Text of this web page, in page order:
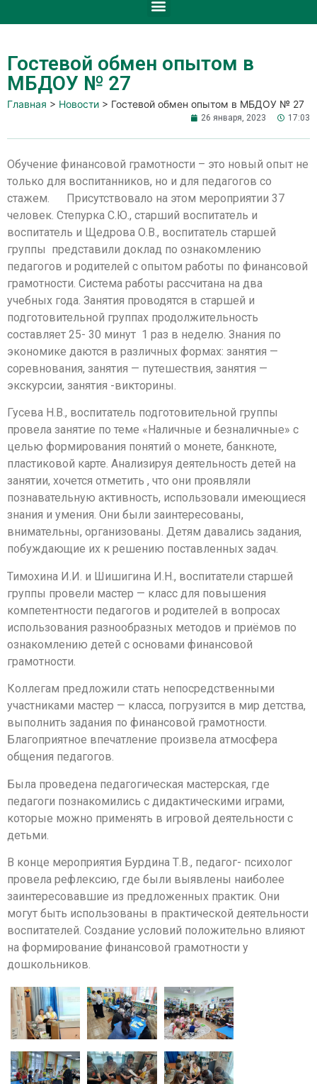
Гостевой обмен опытом в
МБДОУ № 27
Главная > Новости > Гостевой обмен опытом в МБДОУ № 27
26 января, 2023 17:03
Обучение финансовой грамотности – это новый опыт не
только для воспитанников, но и для педагогов со
стажем. Присутствовало на этом мероприятии 37
человек. Степурка С.Ю., старший воспитатель и
воспитатель и Щедрова О.В., воспитатель старшей
группы представили доклад по ознакомлению
педагогов и родителей с опытом работы по финансовой
грамотности. Система работы рассчитана на два
учебных года. Занятия проводятся в старшей и
подготовительной группах продолжительность
составляет 25- 30 минут 1 раз в неделю. Знания по
экономике даются в различных формах: занятия —
соревнования, занятия — путешествия, занятия —
экскурсии, занятия -викторины.
Гусева Н.В., воспитатель подготовительной группы
провела занятие по теме «Наличные и безналичные» с
целью формирования понятий о монете, банкноте,
пластиковой карте. Анализируя деятельность детей на
занятии, хочется отметить , что они проявляли
познавательную активность, использовали имеющиеся
знания и умения. Они были заинтересованы,
внимательны, организованы. Детям давались задания,
побуждающие их к решению поставленных задач.
Тимохина И.И. и Шишигина И.Н., воспитатели старшей
группы провели мастер — класс для повышения
компетентности педагогов и родителей в вопросах
использования разнообразных методов и приёмов по
ознакомлению детей с основами финансовой
грамотности.
Коллегам предложили стать непосредственными
участниками мастер — класса, погрузится в мир детства,
выполнить задания по финансовой грамотности.
Благоприятное впечатление произвела атмосфера
общения педагогов.
Была проведена педагогическая мастерская, где
педагоги познакомились с дидактическими играми,
которые можно применять в игровой деятельности с
детьми.
В конце мероприятия Бурдина Т.В., педагог- психолог
провела рефлексию, где были выявлены наиболее
заинтересовавшие из предложенных практик. Они
могут быть использованы в практической деятельности
воспитателей. Создание условий положительно влияют
на формирование финансовой грамотности у
дошкольников.